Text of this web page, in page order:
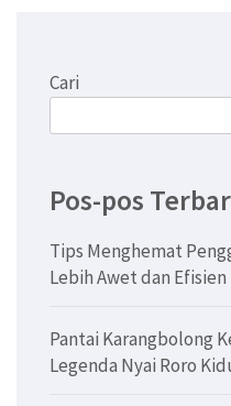
Cari
Pos-pos
Tips Menghemat
Lebih Awet dan Efisien
Pantai Karangbolong
Legenda Nyai Roro